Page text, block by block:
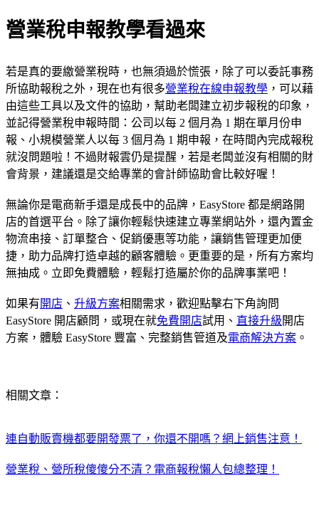
營業稅申報教學看過來
若是真的要繳營業稅時，也無須過於慌張，除了可以委託事務
所協助報稅之外，現在也有很多營業稅在線申報教學 ，可以藉
由這些工具以及文件的協助，幫助老闆建立初步報稅的印象，
並記得營業稅申報時間：公司以每 2 個月為 1 期在單月份申
報、小規模營業人以每 3 個月為 1 期申報，在時間內完成報稅
就沒問題啦！不過財報雲仍是提醒，若是老闆並沒有相關的財
會背景，建議還是交給專業的會計師協助會比較好喔！
無論你是電商新手還是成長中的品牌，EasyStore 都是網路開
店的首選平台。除了讓你輕鬆快速建立專業網站外，還內置金
物流串接、訂單整合、促銷優惠等功能，讓銷售管理更加便
捷，助力品牌打造卓越的顧客體驗。更重要的是，所有方案均
無抽成。立即免費體驗，輕鬆打造屬於你的品牌事業吧！
如果有開店 、 升級方案相關需求，歡迎點擊右下角詢問
EasyStore 開店顧問，或現在就免費開店試用、 直接升級開店
方案，體驗 EasyStore 豐富、完整銷售管道及電商解決方案 。
相關文章：
連自動販賣機都要開發票了，你還不開嗎？網上銷售注意！
營業稅、營所稅傻傻分不清？電商報稅懶人包總整理！